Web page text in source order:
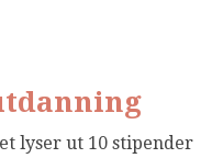
lyser ut 10 stipender